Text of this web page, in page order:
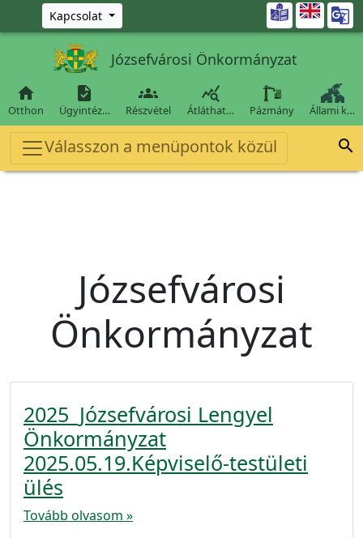
Ugrás a fő tartalomra
Kapcsolat 
Józsefvárosi Önkormányzat

Otthon

Ügyintéz…

Részvétel

Átláthat… Pázmány Állami k…
Válasszon a menüpontok közül 
Józsefvárosi
Önkormányzat
2025_Józsefvárosi Lengyel
Önkormányzat
2025.05.19.Képviselő-testületi
ülés
Tovább olvasom »